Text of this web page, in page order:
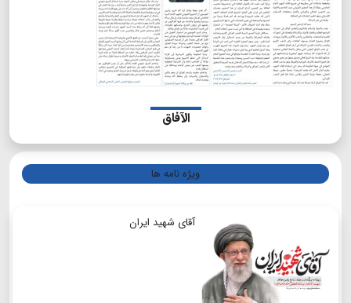
الآفاق
ویژه نامه ها
آقای شهید ایران